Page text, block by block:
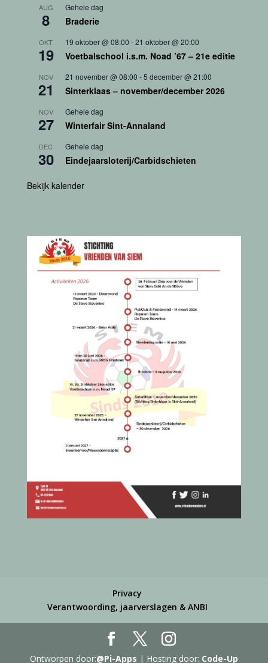
AUG
8
Gehele dag
Braderie
OKT
19
19 oktober @ 08:00 -21 oktober @ 20:00
Voetbalschool i.s.m. Noad ’67 – 21e editie
NOV
21
21 november @ 08:00 -5 december @ 21:00
Sinterklaas – november/december 2026
NOV
27
Gehele dag
Winterfair Sint-Annaland
DEC
30
Gehele dag
Eindejaarsloterij/Carbidschieten
Bekijk kalender
Privacy
Verantwoording, jaarverslagen & ANBI
Ontworpen door:@Pi-Apps | Hosting door: Code-Up